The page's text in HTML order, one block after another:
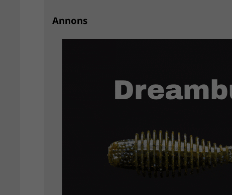
Annons